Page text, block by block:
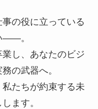
の役に立っている
——。
し、あなたのビジ
の武器へ。
私たちが約束する未
ます。